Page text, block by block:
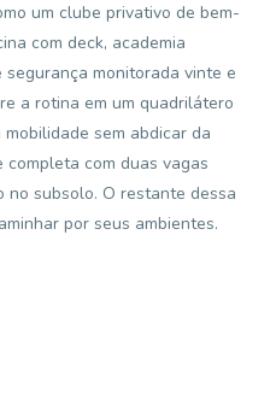
um clube privativo de bem-
com deck, academia
monitorada vinte e
a rotina em um quadrilátero
sem abdicar da
com duas vagas
no subsolo. O restante dessa
por seus ambientes.